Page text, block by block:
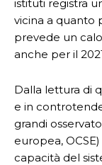
istituti registra
vicina a quanto
prevede un
anche per il
Dalla lettura di
e in
grandi
europea,
capacità del